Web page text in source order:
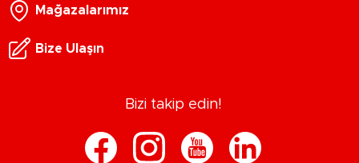
Mağazalarımız
Bize Ulaşın
Bizi takip edin!